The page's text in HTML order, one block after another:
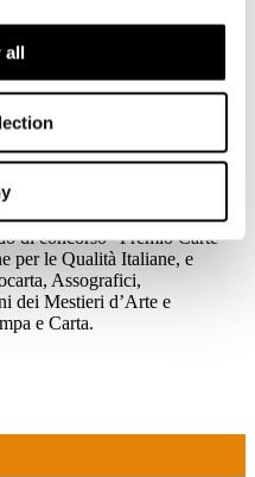
all
di concorso “Premio Carte”
per le Qualità Italiane, e
Assografici,
dei Mestieri d’Arte e
e Carta.